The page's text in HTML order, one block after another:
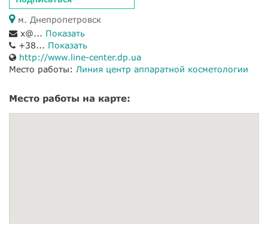
м. Днепропетровск
x@... Показать
+38... Показать
http://www.line-center.dp.ua
Место работы: Линия центр аппаратной косметологии
Место работы на карте: